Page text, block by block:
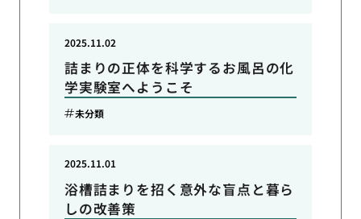
詰まりの正体を科学するお風呂の化
学実験室へようこそ
2025.11.02
未分類
浴槽詰まりを招く意外な盲点と暮ら
しの改善策
2025.11.01